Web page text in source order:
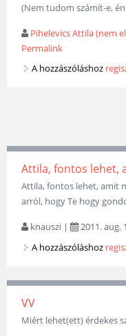
(Nem tudom számít-e,
Pihelevics Attila (nem
Permalink
A hozzászóláshoz
Attila, fontos lehet,
Attila, fontos lehet, amit
arról, hogy Te hogy
knauszi | 2011. aug.
A hozzászóláshoz
VV
Miért lehet(ett) érdekes